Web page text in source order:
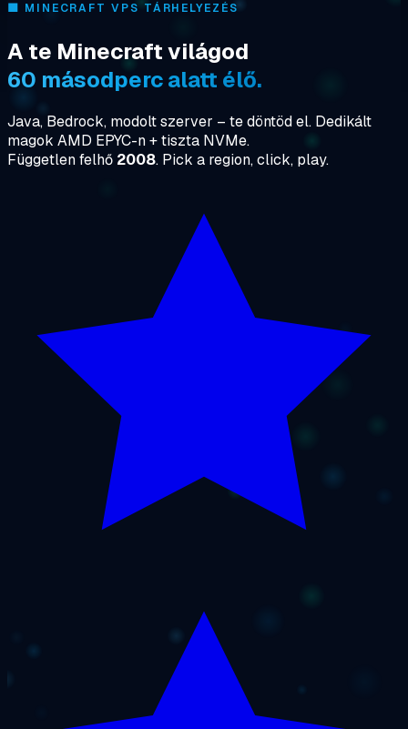
🟩 MINECRAFT VPS TÁRHELYEZÉS
A te Minecraft világod
60 másodperc alatt élő.
Java, Bedrock, modolt szerver – te döntöd el. Dedikált
magok AMD EPYC-n + tiszta NVMe.
Független felhő 2008. Pick a region, click, play.